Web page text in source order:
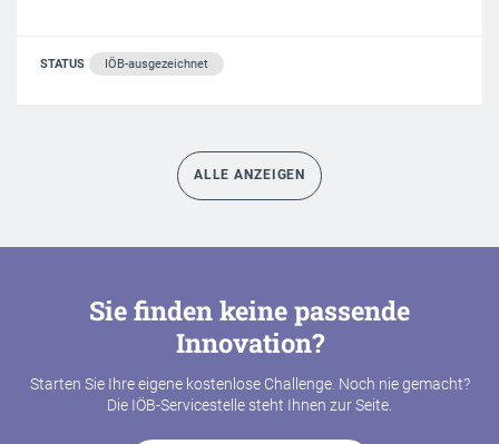
STATUS IÖB-ausgezeichnet
ALLE ANZEIGEN
Sie finden keine passende
Innovation?
Starten Sie Ihre eigene kostenlose Challenge. Noch nie gemacht?
Die IÖB-Servicestelle steht Ihnen zur Seite.